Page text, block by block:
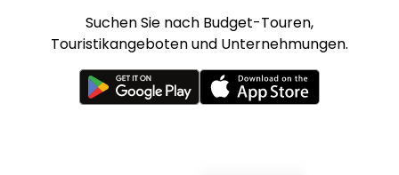
Suchen Sie nach Budget-Touren,
Touristikangeboten und Unternehmungen.